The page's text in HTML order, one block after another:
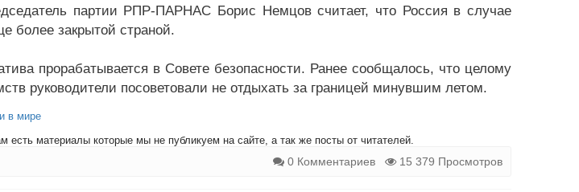
партии РПР-ПАРНАС Борис Немцов считает, что Россия в случае
более закрытой страной.
прорабатывается в Совете безопасности. Ранее сообщалось, что целому
руководители посоветовали не отдыхать за границей минувшим летом.
в мире
есть материалы которые мы не публикуем на сайте, а так же посты от читателей.
0 Комментариев 15 379 Просмотров